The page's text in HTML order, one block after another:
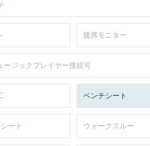
後席モニター
ージックプレイヤー接続可
ベンチシート
ート ウォークスルー